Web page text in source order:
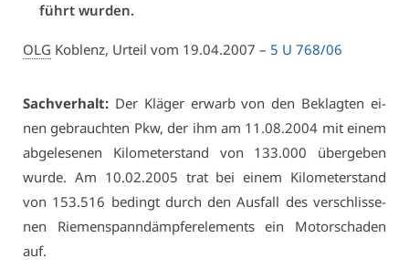
führt wur­den.
OLG Ko­blenz, Ur­teil vom 19.04.2007 – 5 U 768/06
Sach­ver­halt: Der Klä­ger er­warb von den Be­klag­ten ei­
nen ge­brauch­ten Pkw, der ihm am 11.08.2004 mit ei­nem
ab­ge­le­se­nen Ki­lo­me­ter­stand von 133.000 über­ge­ben
wur­de. Am 10.02.2005 trat bei ei­nem Ki­lo­me­ter­stand
von 153.516 be­dingt durch den Aus­fall des ver­schlis­se­
nen Rie­men­spann­dämp­fe­r­ele­ments ein Mo­tor­scha­den
auf.